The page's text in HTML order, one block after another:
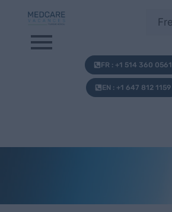
FR : +1 514 360 0561
EN : +1 647 812 1159